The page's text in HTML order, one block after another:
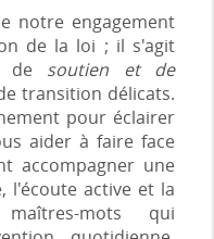
notre engagement
de la loi ; il s'agit
de soutien et de
transition délicats.
pour éclairer
aider à faire face
accompagner une
l'écoute active et la
mots qui